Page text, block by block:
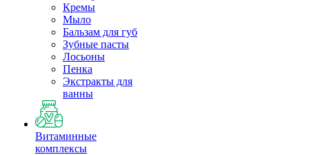
Кремы
Мыло
Бальзам для губ
Зубные пасты
Лосьоны
Пенка
Экстракты для
ванны
Витаминные
комплексы